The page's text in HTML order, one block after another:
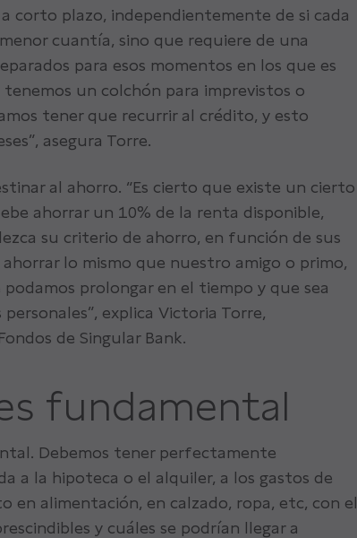
corto plazo, independientemente de si cada
cuantía, sino que requiere de una
para esos momentos en los que es
tenemos un colchón para imprevistos o
tener que recurrir al crédito, y esto
asegura Torre.
al ahorro. “Es cierto que existe un cierto
ahorrar un 10% de la renta disponible,
su criterio de ahorro, en función de sus
lo mismo que nuestro amigo o primo,
prolongar en el tiempo y que sea
explica Victoria Torre,
de Singular Bank.
fundamental
Debemos tener perfectamente
a la hipoteca o el alquiler, a los gastos de
en alimentación, en calzado, ropa, etc, con el
y cuáles se podrían llegar a